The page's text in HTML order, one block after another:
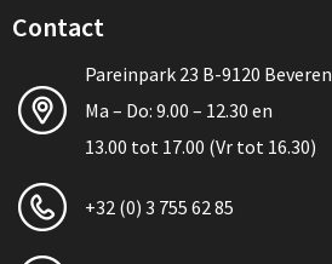
Contact
Pareinpark 23 B-9120 Beveren
Ma – Do: 9.00 – 12.30 en
13.00 tot 17.00 (Vr tot 16.30)
+32 (0) 3 755 62 85